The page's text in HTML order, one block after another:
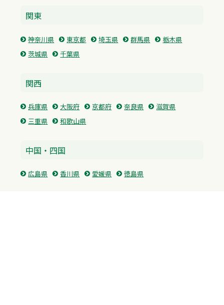
関東
神奈川県 東京都 埼玉県 群馬県
栃木県
茨城県
千葉県
関西
兵庫県 大阪府 京都府 奈良県
滋賀県
三重県
和歌山県
中国・四国
広島県 香川県 愛媛県 徳島県